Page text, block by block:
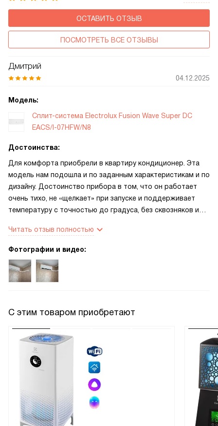
ОСТАВИТЬ ОТЗЫВ
ПОСМОТРЕТЬ ВСЕ ОТЗЫВЫ
Дмитрий
04.12.2025
Модель:
Сплит-система Electrolux Fusion Wave Super DC
EACS/I-07HFW/N8
Достоинства:
Для комфорта приобрели в квартиру кондиционер. Эта
модель нам подошла и по заданным характеристикам и по
дизайну. Достоинство прибора в том, что он работает
очень тихо, не «щелкает» при запуске и поддерживает
температуру с точностью до градуса, без сквозняков и
мешает. Воздух становится свежим, исчезает запах пыли,
что для меня, аллергика, просто спасение. Белый корпус
подсветкой удобен, но не раздражает глаза в темноте.
Читать отзыв полностью
Фотографии и видео:
С этим товаром приобретают